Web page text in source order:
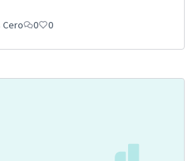
Cero 0 0